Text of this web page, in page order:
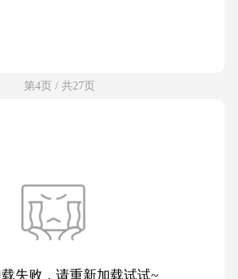
第4页 / 共27页
失败，请重新加载试试~